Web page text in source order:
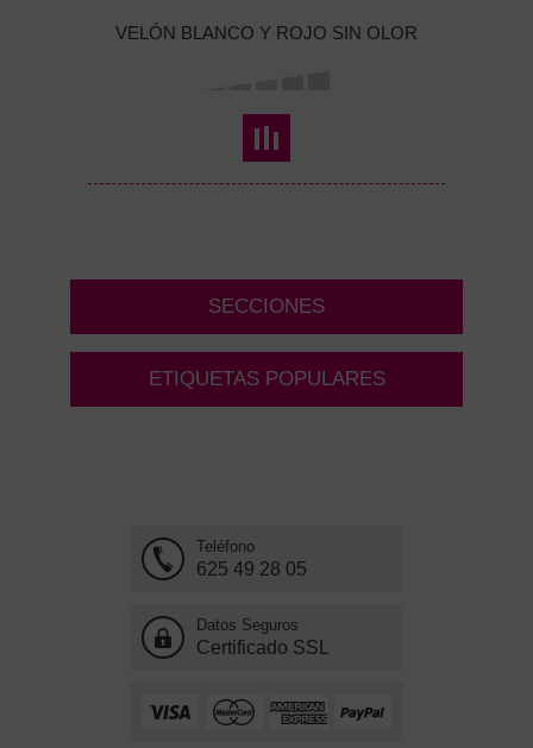
VELÓN BLANCO Y ROJO SIN OLOR
SECCIONES
ETIQUETAS POPULARES
Teléfono
625 49 28 05
Datos Seguros
Certificado SSL